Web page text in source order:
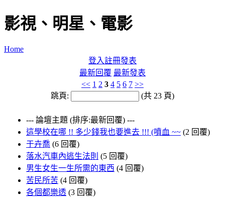
影視、明星、電影
Home
登入註冊發表
最新回覆 最新發表
<< 1 2 3 4 5 6 7 >>
跳頁:
(共 23 頁)
--- 論壇主題 (排序:最新回覆) ---
這學校在哪 !! 多少錢我也要進去 !!! (噴血 ~~ (2 回覆)
于卉喬 (6 回覆)
落水汽車內逃生法則 (5 回覆)
男生女生一生所需的東西 (4 回覆)
苦民所苦 (4 回覆)
各個都樂透 (3 回覆)